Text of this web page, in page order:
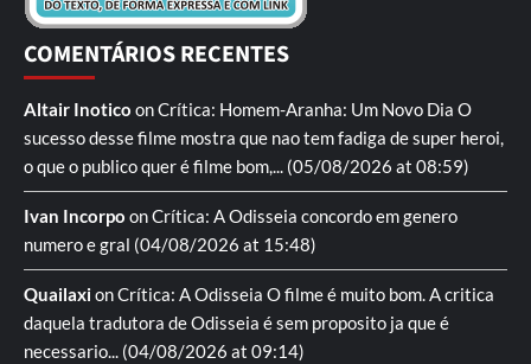
COMENTÁRIOS RECENTES
Altair Inotico onCrítica: Homem-Aranha: Um Novo Dia O
sucesso desse filme mostra que nao tem fadiga de super heroi,
o que o publico quer é filme bom,... (05/08/2026 at 08:59)
Ivan Incorpo onCrítica: A Odisseia concordo em genero
numero e gral (04/08/2026 at 15:48)
QuailaxionCrítica: A Odisseia O filme é muito bom. A critica
daquela tradutora de Odisseia é sem proposito ja que é
necessario... (04/08/2026 at 09:14)